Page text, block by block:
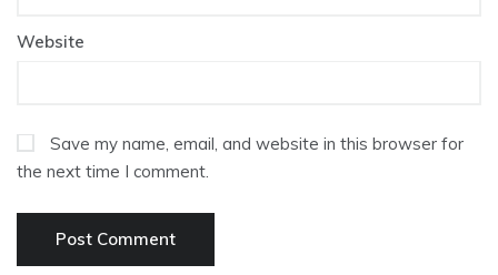
Website
Save my name, email, and website in this browser for
the next time I comment.